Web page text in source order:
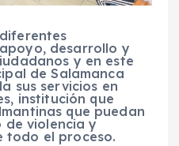
desarrollo y
y en este
de Salamanca
sus servicios en
institución que
que puedan
de violencia y
todo el proceso.